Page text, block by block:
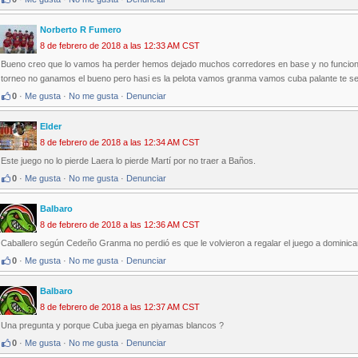
Norberto R Fumero
8 de febrero de 2018 a las 12:33 AM CST
Bueno creo que lo vamos ha perder hemos dejado muchos corredores en base y no
torneo no ganamos el bueno pero hasi es la pelota vamos granma vamos cuba palante te
0 · Me gusta · No me gusta · Denunciar
Elder
8 de febrero de 2018 a las 12:34 AM CST
Este juego no lo pierde Laera lo pierde Martí por no traer a Baños.
0 · Me gusta · No me gusta · Denunciar
Balbaro
8 de febrero de 2018 a las 12:36 AM CST
Caballero según Cedeño Granma no perdió es que le volvieron a regalar el juego a
0 · Me gusta · No me gusta · Denunciar
Balbaro
8 de febrero de 2018 a las 12:37 AM CST
Una pregunta y porque Cuba juega en piyamas blancos ?
0 · Me gusta · No me gusta · Denunciar